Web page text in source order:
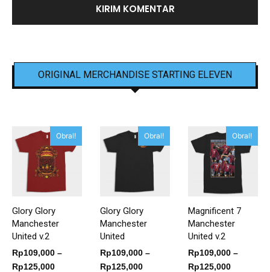
ORIGINAL MERCHANDISE STARTING ELEVEN
Obral!
Glory Glory
Manchester
United v.2
Rp109,000 –
Rp125,000Rentang
Obral!
Glory Glory
Manchester
United
Rp109,000 –
Rp125,000Rentang
Obral!
Magnificent 7
Manchester
United v.2
Rp109,000 –
Rp125,000Rentang